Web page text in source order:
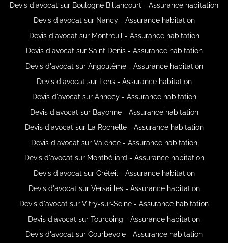
Devis d'avocat sur Boulogne Billancourt - Assurance habitation
Devis d'avocat sur Nancy - Assurance habitation
Devis d'avocat sur Montreuil - Assurance habitation
Devis d'avocat sur Saint Denis - Assurance habitation
Devis d'avocat sur Angoulême - Assurance habitation
Devis d'avocat sur Lens - Assurance habitation
Devis d'avocat sur Annecy - Assurance habitation
Devis d'avocat sur Bayonne - Assurance habitation
Devis d'avocat sur La Rochelle - Assurance habitation
Devis d'avocat sur Valence - Assurance habitation
Devis d'avocat sur Montbéliard - Assurance habitation
Devis d'avocat sur Créteil - Assurance habitation
Devis d'avocat sur Versailles - Assurance habitation
Devis d'avocat sur Vitry-sur-Seine - Assurance habitation
Devis d'avocat sur Tourcoing - Assurance habitation
Devis d'avocat sur Courbevoie - Assurance habitation